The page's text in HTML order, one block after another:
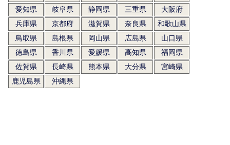
愛知県
岐阜県 静岡県 三重県
大阪府
兵庫県
京都府 滋賀県 奈良県
和歌山県
鳥取県
島根県 岡山県 広島県
山口県
徳島県
香川県 愛媛県 高知県
福岡県
佐賀県
長崎県 熊本県 大分県
宮崎県
鹿児島県
沖縄県